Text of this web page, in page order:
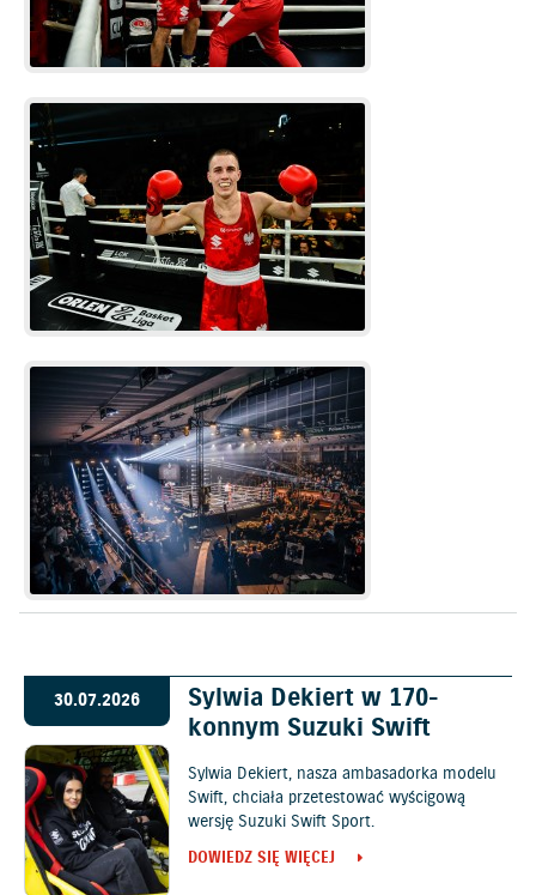
30.07.2026
Sylwia Dekiert w 170-
konnym Suzuki Swift
Sylwia Dekiert, nasza ambasadorka modelu
Swift, chciała przetestować wyścigową
wersję Suzuki Swift Sport.
DOWIEDZ SIĘ WIĘCEJ